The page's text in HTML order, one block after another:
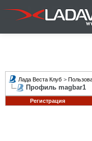
Лада Веста Клуб >
Профиль magbar1
Регистрация